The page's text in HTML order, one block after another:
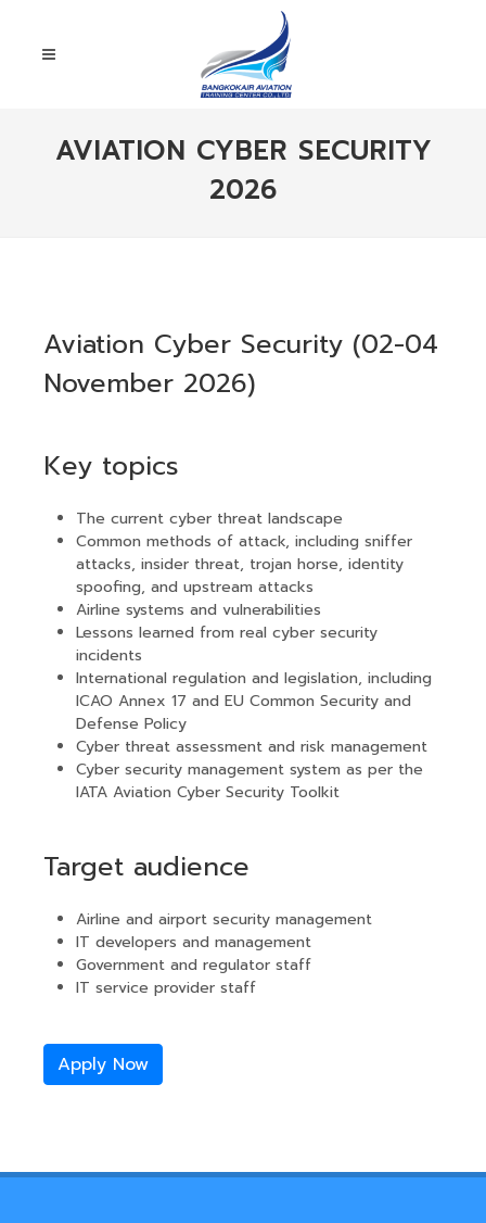
AVIATION CYBER SECURITY
2026
Aviation Cyber Security (02-04
November 2026)
Key topics
The current cyber threat landscape
Common methods of attack, including sniffer
attacks, insider threat, trojan horse, identity
spoofing, and upstream attacks
Airline systems and vulnerabilities
Lessons learned from real cyber security
incidents
International regulation and legislation, including
ICAO Annex 17 and EU Common Security and
Defense Policy
Cyber threat assessment and risk management
Cyber security management system as per the
IATA Aviation Cyber Security Toolkit
Target audience
Airline and airport security management
IT developers and management
Government and regulator staff
IT service provider staff
Apply Now